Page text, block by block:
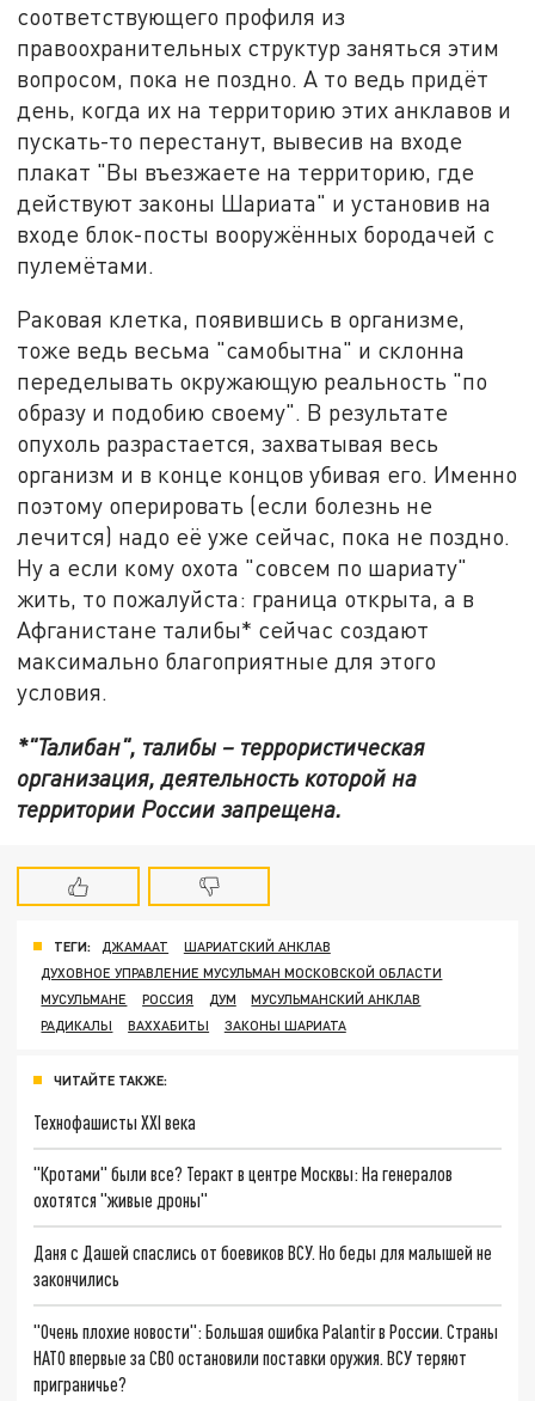
соответствующего профиля из
правоохранительных структур заняться этим
вопросом, пока не поздно. А то ведь придёт
день, когда их на территорию этих анклавов и
пускать-то перестанут, вывесив на входе
плакат "Вы въезжаете на территорию, где
действуют законы Шариата" и установив на
входе блок-посты вооружённых бородачей с
пулемётами.
Раковая клетка, появившись в организме,
тоже ведь весьма "самобытна" и склонна
переделывать окружающую реальность "по
образу и подобию своему". В результате
опухоль разрастается, захватывая весь
организм и в конце концов убивая его. Именно
поэтому оперировать (если болезнь не
лечится) надо её уже сейчас, пока не поздно.
Ну а если кому охота "совсем по шариату"
жить, то пожалуйста: граница открыта, а в
Афганистане талибы* сейчас создают
максимально благоприятные для этого
условия.
*"Талибан", талибы – террористическая
организация, деятельность которой на
территории России запрещена.
ТЕГИ: ДЖАМААТ
ШАРИАТСКИЙ АНКЛАВ
ДУХОВНОЕ УПРАВЛЕНИЕ МУСУЛЬМАН МОСКОВСКОЙ ОБЛАСТИ
МУСУЛЬМАНЕ
РОССИЯ ДУМ
МУСУЛЬМАНСКИЙ АНКЛАВ
РАДИКАЛЫ
ВАХХАБИТЫ ЗАКОНЫ ШАРИАТА
ЧИТАЙТЕ ТАКЖЕ:
Технофашисты XXI века
"Кротами" были все? Теракт в центре Москвы: На генералов
охотятся "живые дроны"
Даня с Дашей спаслись от боевиков ВСУ. Но беды для малышей не
закончились
"Очень плохие новости": Большая ошибка Palantir в России. Страны
НАТО впервые за СВО остановили поставки оружия. ВСУ теряют
приграничье?